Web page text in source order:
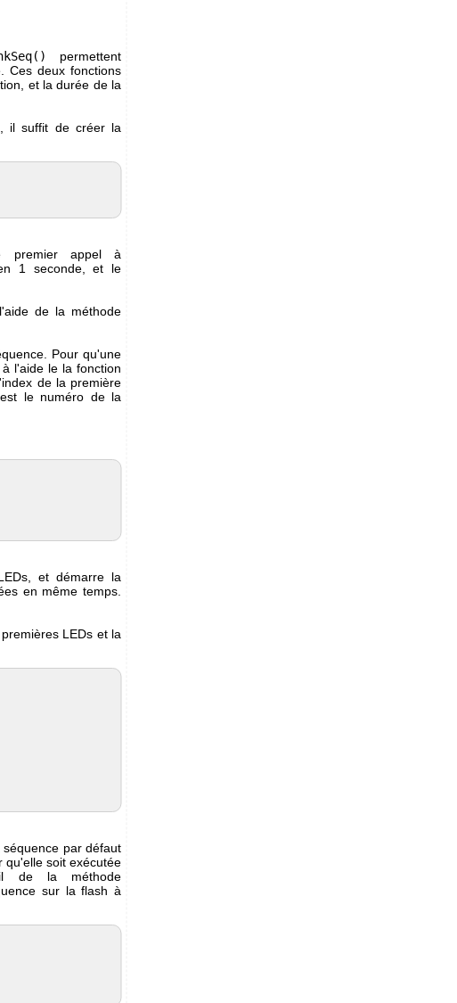
permettent
Ces deux fonctions
et la durée de la
il suffit de créer la
premier appel à
1 seconde, et le
de la méthode
Pour qu'une
l'aide le la fonction
de la première
le numéro de la
et démarre la
en même temps.
LEDs et la
par défaut
qu'elle soit exécutée
de la méthode
sur la flash à